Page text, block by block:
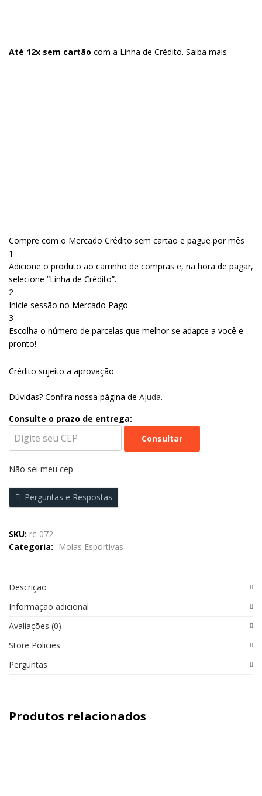
Até 12x sem cartão com a Linha de Crédito. Saiba mais
Compre com o Mercado Crédito sem cartão e pague por mês
1
Adicione o produto ao carrinho de compras e, na hora de pagar,
selecione “Linha de Crédito”.
2
Inicie sessão no Mercado Pago.
3
Escolha o número de parcelas que melhor se adapte a você e
pronto!
Crédito sujeito a aprovação.
Dúvidas? Confira nossa página de Ajuda.
Consulte o prazo de entrega:
Consultar
Não sei meu cep
Perguntas e Respostas
SKU: rc-072
Categoria:
Molas Esportivas
Descrição
Informação adicional
Avaliações (0)
Store Policies
Perguntas
Produtos relacionados